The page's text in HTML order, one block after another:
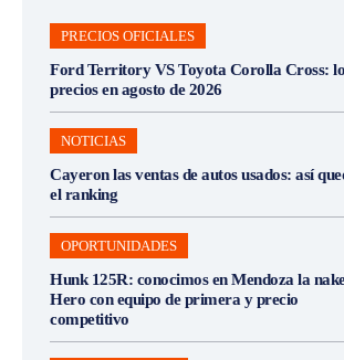
PRECIOS OFICIALES
Ford Territory VS Toyota Corolla Cross:
precios en agosto de 2026
NOTICIAS
Cayeron las ventas de autos usados: así
el ranking
OPORTUNIDADES
Hunk 125R: conocimos en Mendoza la
Hero con equipo de primera y precio
competitivo